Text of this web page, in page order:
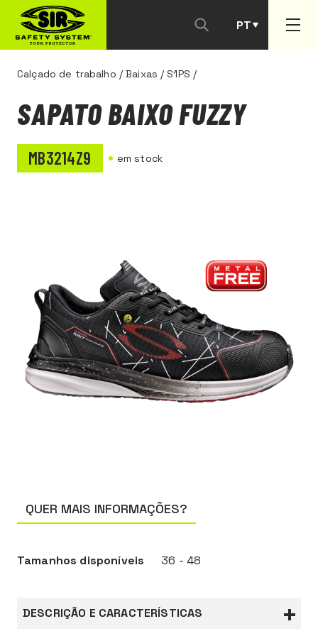
PT
ES
Calçado de trabalho /Baixas / S1PS /
QUER MAIS INFORMAÇÕES?
Tamanhos disponíveis 36 - 48
DESCRIÇÃO E CARACTERÍSTICAS
SAPATO BAIXO FUZZY
MB3214Z9 em stock